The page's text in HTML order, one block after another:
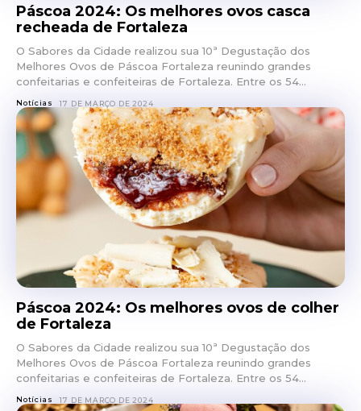
Páscoa 2024: Os melhores ovos casca
recheada de Fortaleza
O Sabores da Cidade realizou sua 10ª Degustação dos
Melhores Ovos de Páscoa Fortaleza reunindo grandes
confeitarias e confeiteiras de Fortaleza. Entre os 54...
Notícias 17 DE MARÇO DE 2024
Páscoa 2024: Os melhores ovos de colher
de Fortaleza
O Sabores da Cidade realizou sua 10ª Degustação dos
Melhores Ovos de Páscoa Fortaleza reunindo grandes
confeitarias e confeiteiras de Fortaleza. Entre os 54...
Notícias 17 DE MARÇO DE 2024